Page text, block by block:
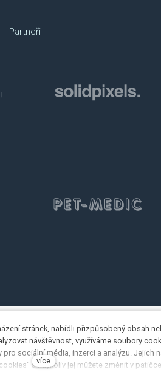
Partneři
stránek, nabídli přizpůsobený obsah
návštěvnost, využíváme soubory
pro sociální média, inzerci a analýzu. Jejich
a kdykoliv jej můžete změnit v
více